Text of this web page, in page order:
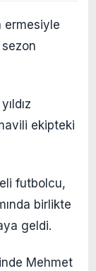
ermesiyle
ekipteki
futbolcu,
birlikte
geldi.
Mehmet